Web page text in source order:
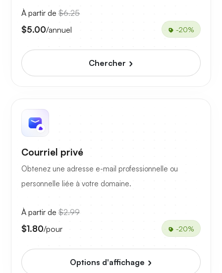
À partir de $6.25
$5.00/annuel -20%
Chercher
Courriel privé
Obtenez une adresse e-mail professionnelle ou
personnelle liée à votre domaine.
À partir de $2.99
$1.80/pour -20%
Options d'affichage